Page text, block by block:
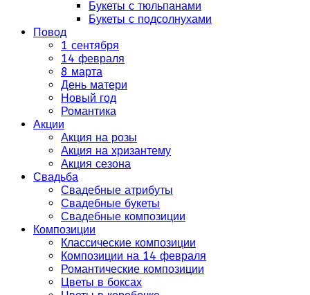
Букеты с тюльпанами
Букеты с подсолнухами
Повод
1 сентября
14 февраля
8 марта
День матери
Новый год
Романтика
Акции
Акция на розы
Акция на хризантему
Акция сезона
Свадьба
Свадебные атрибуты
Свадебные букеты
Свадебные композиции
Композиции
Классические композиции
Композиции на 14 февраля
Романтические композиции
Цветы в боксах